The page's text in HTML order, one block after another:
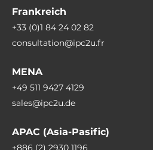
Frankreich
+33 (0)1 84 24 02 82
consultation@ipc2u.fr
MENA
+49 511 9427 4129
sales@ipc2u.de
APAC (Asia-Pasific)
+886 (2) 2930 1196